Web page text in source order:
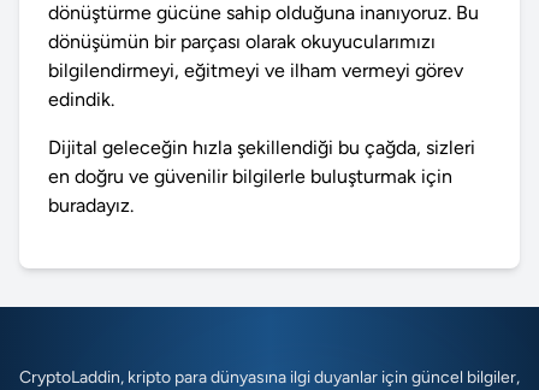
dönüştürme gücüne sahip olduğuna inanıyoruz. Bu
dönüşümün bir parçası olarak okuyucularımızı
bilgilendirmeyi, eğitmeyi ve ilham vermeyi görev
edindik.
Dijital geleceğin hızla şekillendiği bu çağda, sizleri
en doğru ve güvenilir bilgilerle buluşturmak için
buradayız.
CryptoLaddin, kripto para dünyasına ilgi duyanlar için güncel bilgiler,